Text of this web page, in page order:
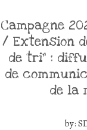
Campagne
/ Extension
de tri” :
de
de la
by: